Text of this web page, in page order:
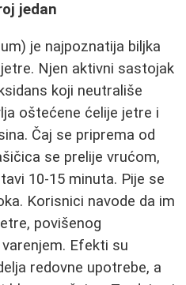
jedan
je najpoznatija biljka
Njen aktivni sastojak
koji neutrališe
oštećene ćelije jetre i
Čaj se priprema od
se prelije vrućom,
10-15 minuta. Pije se
Korisnici navode da im
povišenog
Efekti su
redovne upotrebe, a